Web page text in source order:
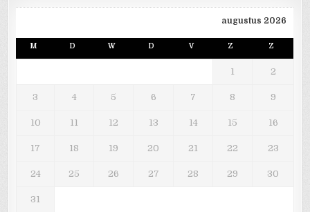
augustus 2026
M D W D V Z Z
1 2
3 4 5 6 7 8 9
10 11 12 13 14 15 16
17 18 19 20 21 22 23
24 25 26 27 28 29 30
31